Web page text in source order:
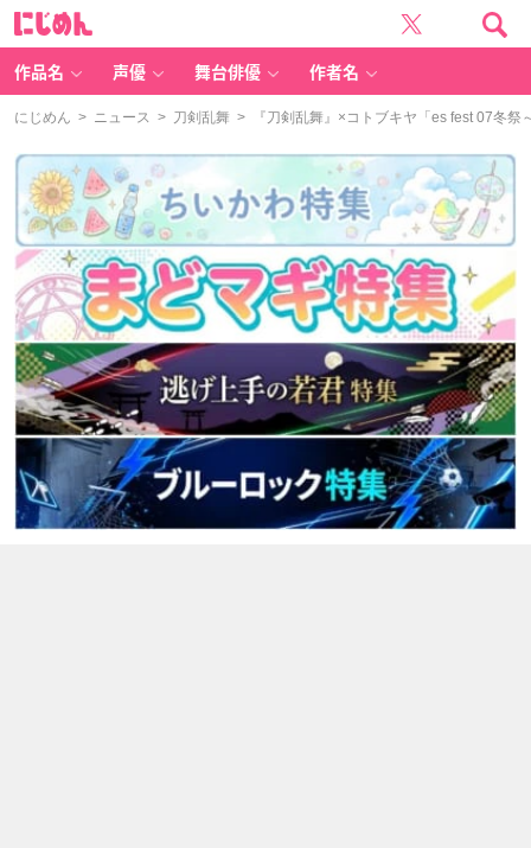
作品名 声優 舞台俳優 作者名
にじめん > ニュース > 刀剣乱舞 > 『刀剣乱舞』×コトブキヤ「es fest 07冬祭